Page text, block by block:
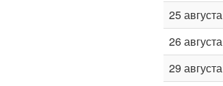
25 августа
26 августа
29 августа